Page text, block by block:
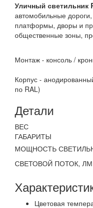
Уличный светильник
автомобильные
платформы, дворы и
общественные зоны,
Монтаж - консоль /
Корпус -
по RAL)
Детали
ВЕС
ГАБАРИТЫ
МОЩНОСТЬ
СВЕТОВОЙ ПОТОК, ЛМ
Цветовая